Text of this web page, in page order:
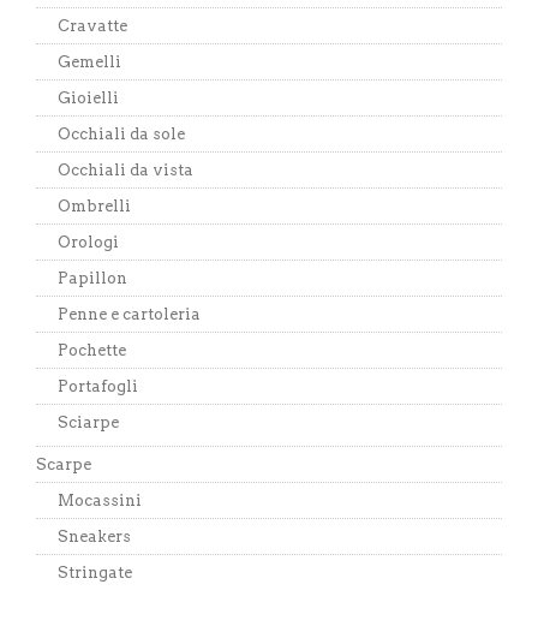
Cravatte
Gemelli
Gioielli
Occhiali da sole
Occhiali da vista
Ombrelli
Orologi
Papillon
Penne e cartoleria
Pochette
Portafogli
Sciarpe
Scarpe
Mocassini
Sneakers
Stringate